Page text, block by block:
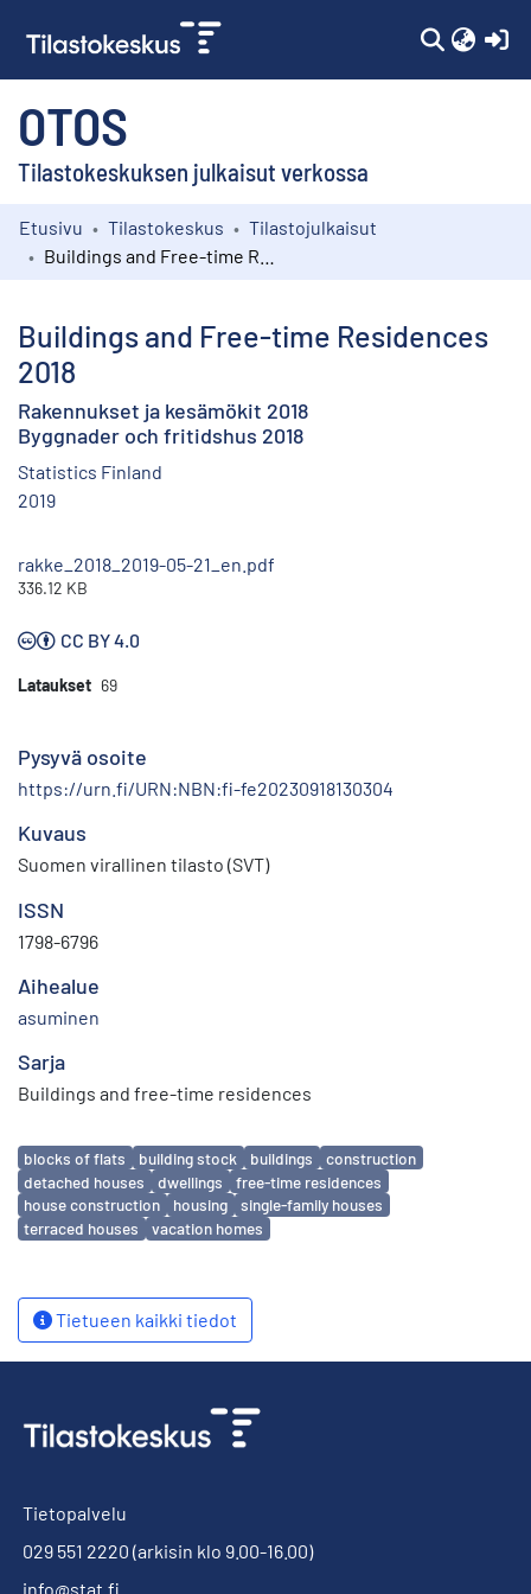
OTOS
Tilastokeskuksen julkaisut verkossa
Kokoelmat
Etusivu Tilastokeskus
Tilastojulkaisut
Buildings and Free-time Residences
2018
Rakennukset ja kesämökit 2018
Byggnader och fritidshus 2018
Statistics Finland
2019
rakke_2018_2019-05-21_en.pdf
336.12 KB
CC BY 4.0
Lataukset 69
Pysyvä osoite
https://urn.fi/URN:NBN:fi-fe20230918130304
Kuvaus
Suomen virallinen tilasto (SVT)
ISSN
1798-6796
Aihealue
asuminen
Sarja
Buildings and free-time residences
Avainsanat
blocks of flats building stock buildings
construction
detached houses
dwellings
free-time residences
house construction
housing
single-family houses
terraced houses
vacation homes
Tietueen kaikki tiedot
Tietopalvelu
029 551 2220 (arkisin klo 9.00-16.00)
info@stat.fi